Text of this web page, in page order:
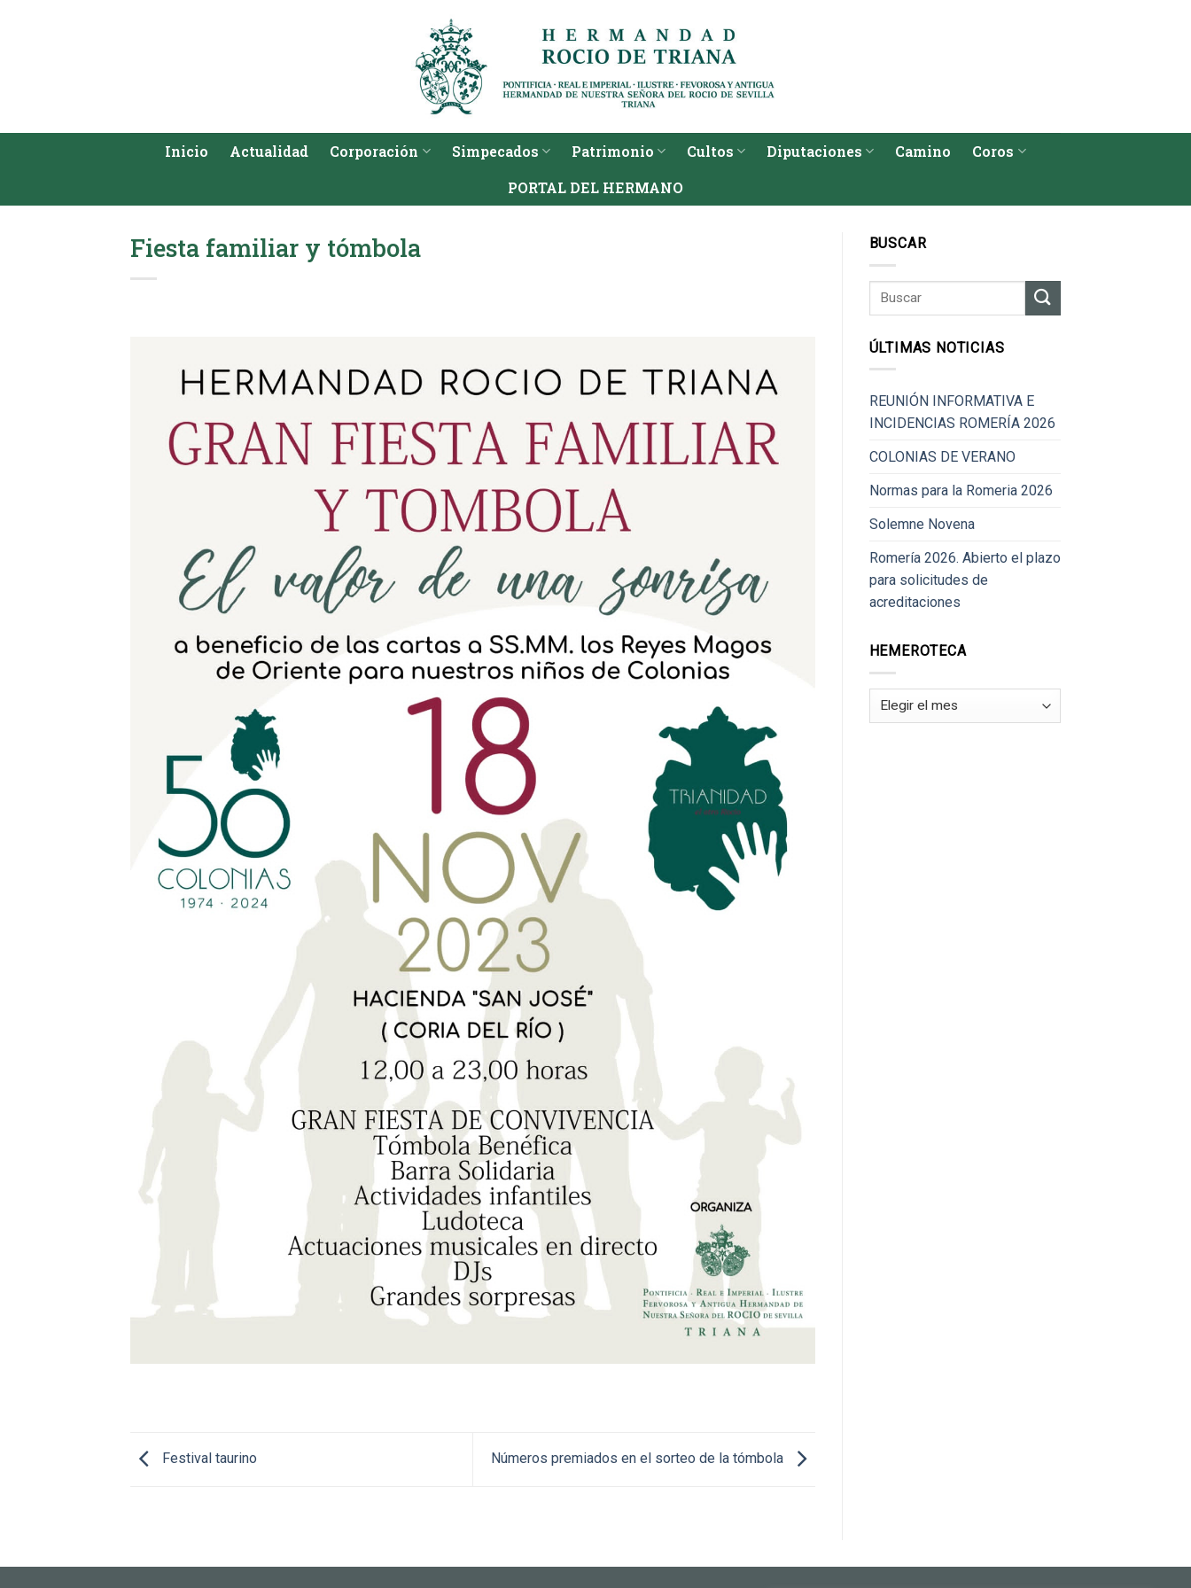
Inicio Actualidad Corporación Simpecados Patrimonio Cultos Diputaciones Camino
Coros
PORTAL DEL HERMANO
Fiesta familiar y tómbola
Festival taurino Números premiados en el sorteo de la tómbola
BUSCAR
ÚLTIMAS NOTICIAS
REUNIÓN INFORMATIVA E
INCIDENCIAS ROMERÍA 2026
COLONIAS DE VERANO
Normas para la Romeria 2026
Solemne Novena
Romería 2026. Abierto el plazo
para solicitudes de
acreditaciones
HEMEROTECA
Hemeroteca